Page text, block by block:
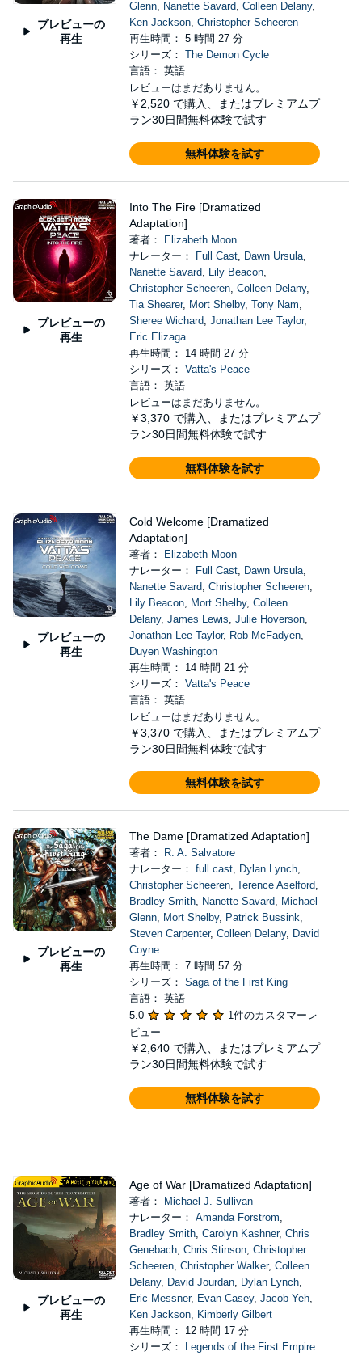
プレビューの
再生
Glenn, Nanette Savard, Colleen Delany,
Ken Jackson, Christopher Scheeren
再生時間： 5 時間 27 分
シリーズ： The Demon Cycle
言語： 英語
レビューはまだありません。
￥2,520 で購入、またはプレミアムプ
ラン30日間無料体験で試す
無料体験を試す
プレビューの
再生
Into The Fire [Dramatized
Adaptation]
著者：
Elizabeth Moon
ナレーター：
Full Cast, Dawn Ursula,
Nanette Savard, Lily Beacon,
Christopher Scheeren, Colleen Delany,
Tia Shearer, Mort Shelby, Tony Nam,
Sheree Wichard, Jonathan Lee Taylor,
Eric Elizaga
再生時間： 14 時間 27 分
シリーズ： Vatta's Peace
言語： 英語
レビューはまだありません。
￥3,370 で購入、またはプレミアムプ
ラン30日間無料体験で試す
無料体験を試す
プレビューの
再生
Cold Welcome [Dramatized
Adaptation]
著者：
Elizabeth Moon
ナレーター：
Full Cast, Dawn Ursula,
Nanette Savard, Christopher Scheeren,
Lily Beacon, Mort Shelby, Colleen
Delany, James Lewis, Julie Hoverson,
Jonathan Lee Taylor, Rob McFadyen,
Duyen Washington
再生時間： 14 時間 21 分
シリーズ： Vatta's Peace
言語： 英語
レビューはまだありません。
￥3,370 で購入、またはプレミアムプ
ラン30日間無料体験で試す
無料体験を試す
プレビューの
再生
The Dame [Dramatized Adaptation]
著者：
R. A. Salvatore
ナレーター： full cast, Dylan Lynch,
Christopher Scheeren, Terence Aselford,
Bradley Smith, Nanette Savard, Michael
Glenn, Mort Shelby, Patrick Bussink,
Steven Carpenter, Colleen Delany, David
Coyne
再生時間： 7 時間 57 分
シリーズ： Saga of the First King
言語： 英語
5.0
1件のカスタマーレ
ビュー
￥2,640 で購入、またはプレミアムプ
ラン30日間無料体験で試す
無料体験を試す
プレビューの
再生
Age of War [Dramatized Adaptation]
著者：
Michael J. Sullivan
ナレーター： Amanda Forstrom,
Bradley Smith, Carolyn Kashner, Chris
Genebach, Chris Stinson, Christopher
Scheeren, Christopher Walker, Colleen
Delany, David Jourdan, Dylan Lynch,
Eric Messner, Evan Casey, Jacob Yeh,
Ken Jackson, Kimberly Gilbert
再生時間： 12 時間 17 分
シリーズ：
Legends of the First Empire